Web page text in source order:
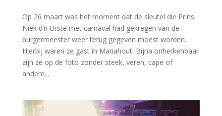
Op 26 maart was het moment dat de sleutel die Prins
Niek d’n Urste met carnaval had gekregen van de
burgermeester weer terug gegeven moest worden.
Hierbij waren ze gast in Mariahout. Bijna onherkenbaar
zijn ze op de foto zonder steek, veren, cape of
andere...